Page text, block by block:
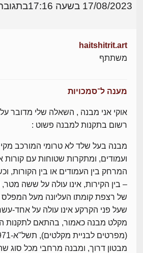
17/08/2023 בשעה 17:16
haitshitrit.art
משתתף
מענה ל־סמכויות
אוקי אני מבנה , השאלה שלי מדובר
רשום בתקנות למבנה פשוט :
מבנה בעל שלד לא טרומי המורכב
ועמודים, ומתקרות שטוחות עם קורות
המרחק בין העמודים או בין הקורות,
– בין הקירות, אינו עולה על ששה
של רצפת קומתו העליונה מעל המפלס
שעל פני הקרקע אינו עולה על אחד-
מקלט מבנה כאמור, בהתאם לתקנות
מבטון דרוך, ומבנה מרחבי מכל סוג